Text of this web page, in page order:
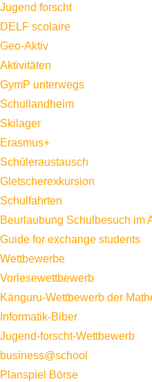
Jugend forscht
DELF scolaire
Geo-Aktiv
Aktivitäten
GymP unterwegs
Schullandheim
Skilager
Erasmus+
Schüleraustausch
Gletscherexkursion
Schulfahrten
Beurlaubung Schulbesuch im
Guide for exchange students
Wettbewerbe
Vorlesewettbewerb
Känguru-Wettbewerb der
Informatik-Biber
Jugend-forscht-Wettbewerb
business@school
Planspiel Börse